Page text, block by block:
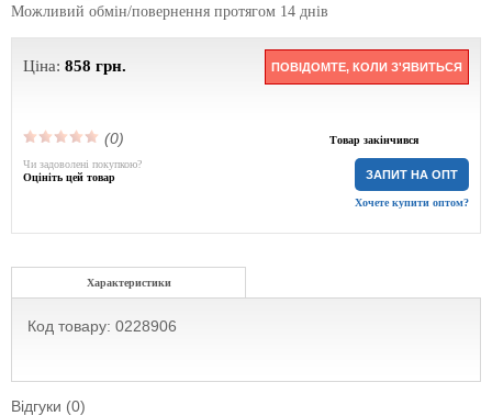
Можливий обмін/повернення протягом 14 днів
Ціна: 858 грн. ПОВІДОМТЕ, КОЛИ З'ЯВИТЬСЯ
(0) Товар закінчився
ЗАПИТ НА ОПТ
Хочете купити оптом?
Чи задоволені покупкою?
Оцініть цей товар
Характеристики
Код товару: 0228906
Відгуки (0)